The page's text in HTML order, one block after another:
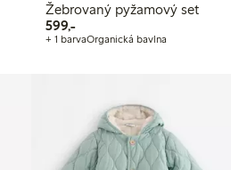
Žebrovaný pyžamový set
599,-599,00 Kč
+ 1 barvaOrganická bavlna